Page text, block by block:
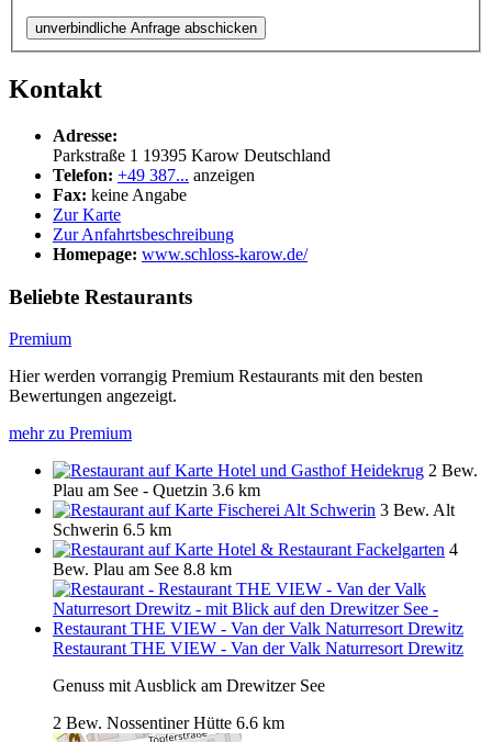
unverbindliche Anfrage abschicken
Kontakt
Adresse:
Parkstraße 1 19395 Karow Deutschland
Telefon: +49 387... anzeigen
Fax: keine Angabe
Zur Karte
Zur Anfahrtsbeschreibung
Homepage: www.schloss-karow.de/
Beliebte Restaurants
Premium
Hier werden vorrangig Premium Restaurants mit den besten
Bewertungen angezeigt.
mehr zu Premium
Hotel und Gasthof Heidekrug 2 Bew.
Plau am See - Quetzin 3.6 km
Fischerei Alt Schwerin 3 Bew. Alt
Schwerin 6.5 km
Hotel & Restaurant Fackelgarten 4
Bew. Plau am See 8.8 km
Restaurant THE VIEW - Van der Valk Naturresort Drewitz
Genuss mit Ausblick am Drewitzer See
2 Bew. Nossentiner Hütte 6.6 km